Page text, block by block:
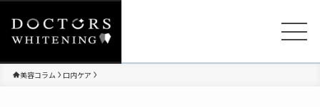
美容コラム 口内ケア